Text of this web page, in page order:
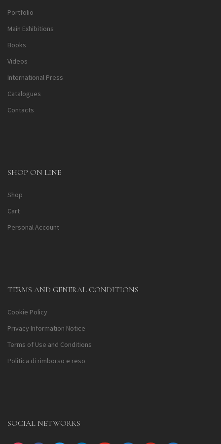
Portfolio
Main Exhibitions
Books
Videos
International Press
Catalogues
Contacts
SHOP ON LINE
Shop
Cart
Personal Account
TERMS AND GENERAL CONDITIONS
Cookie Policy
Privacy Information Notice
Terms of Use and Conditions
Politica di rimborso e reso
SOCIAL NETWORKS